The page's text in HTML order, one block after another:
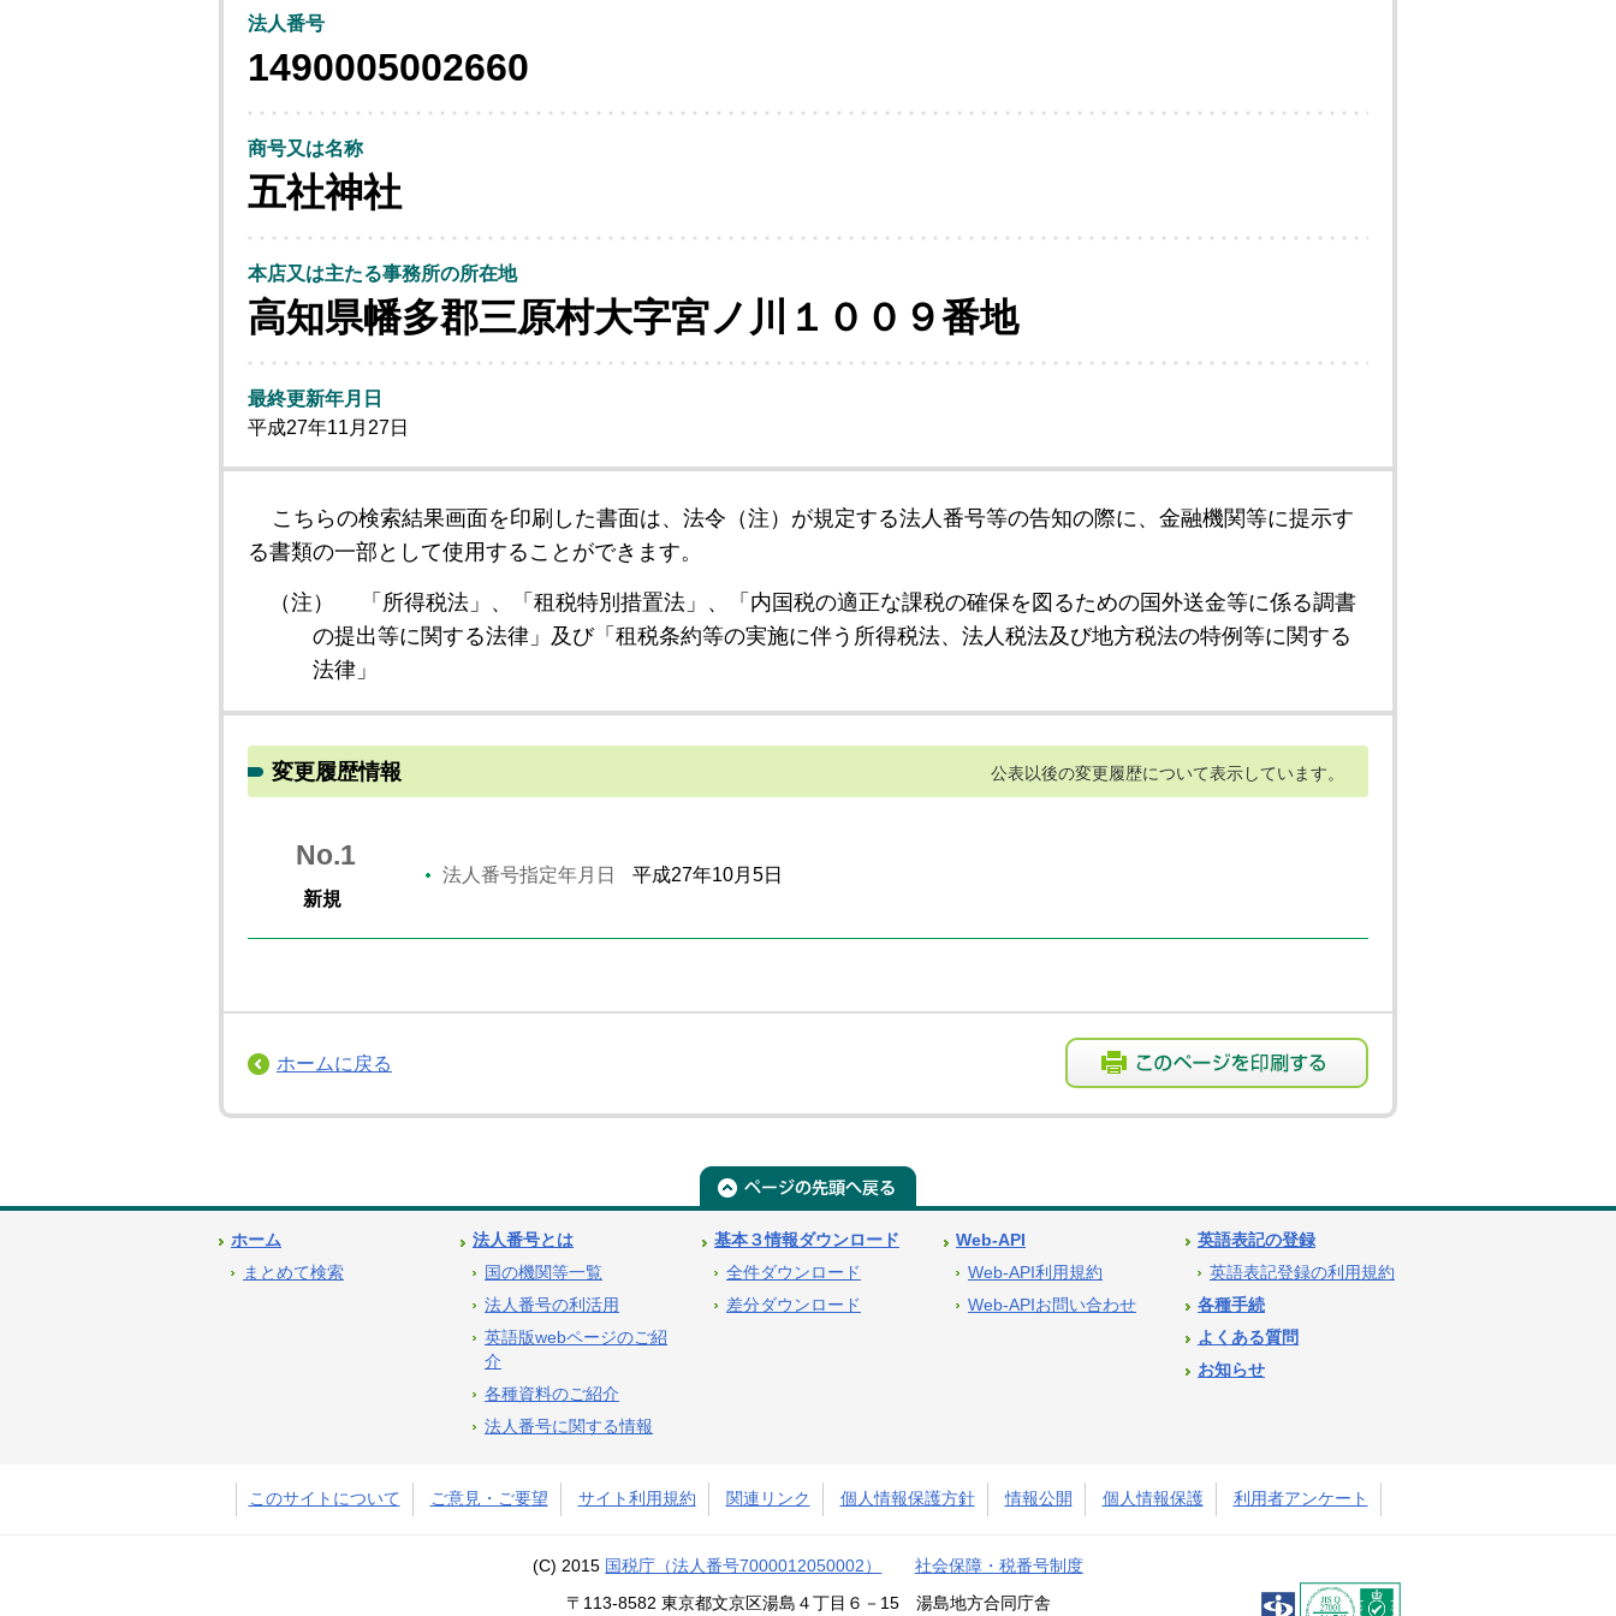
法人番号
1490005002660
商号又は名称
五社神社
本店又は主たる事務所の所在地
高知県幡多郡三原村大字宮ノ川１００９番地
最終更新年月日
平成27年11月27日
こちらの検索結果画面を印刷した書面は、法令（注）が規定する法人番号等の告知の際に、金融機関等に提示す
る書類の一部として使用することができます。
（注）
「所得税法」、「租税特別措置法」、「内国税の適正な課税の確保を図るための国外送金等に係る調書
の提出等に関する法律」及び「租税条約等の実施に伴う所得税法、法人税法及び地方税法の特例等に関する
法律」
変更履歴情報 公表以後の変更履歴について表示しています。
No.1
新規
法人番号指定年月日 平成27年10月5日
ホームに戻る
ホーム
まとめて検索
法人番号とは
国の機関等一覧
法人番号の利活用
英語版webページのご紹
介
各種資料のご紹介
法人番号に関する情報
基本３情報ダウンロード
全件ダウンロード
差分ダウンロード
Web-API
Web-API利用規約
Web-APIお問い合わせ
英語表記の登録
英語表記登録の利用規約
各種手続
よくある質問
お知らせ
このサイトについて ご意見・ご要望 サイト利用規約 関連リンク 個人情報保護方針 情報公開 個人情報保護 利用者アンケート
(C) 2015 国税庁（法人番号7000012050002） 社会保障・税番号制度
〒113-8582 東京都文京区湯島４丁目６－15 湯島地方合同庁舎